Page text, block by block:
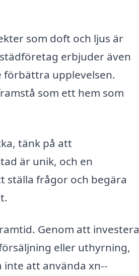
som doft och ljus är
erbjuder även
upplevelsen.
som ett hem som
tänk på att
är unik, och en
ställa frågor och begära
Genom att investera
eller uthyrning,
inte att använda xn--